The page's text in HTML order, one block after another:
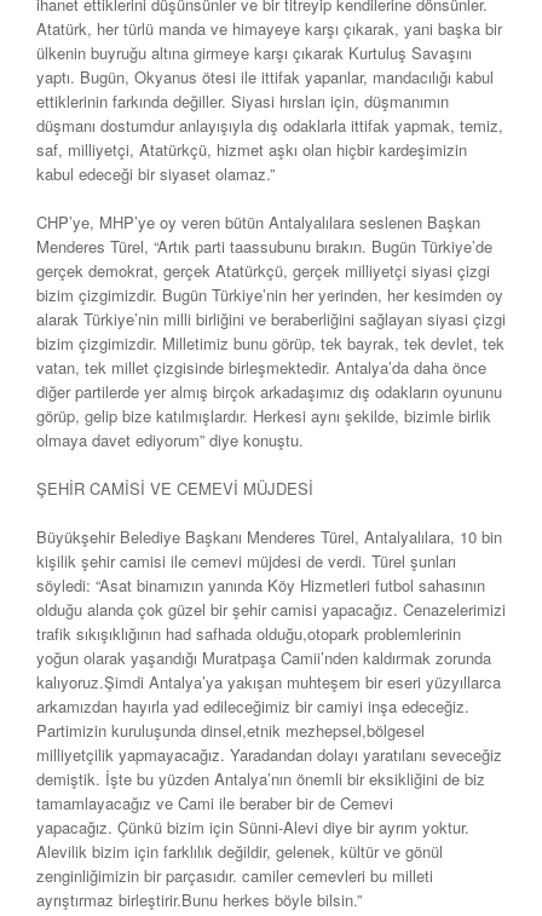
Atatürk, her türlü manda ve himayeye karşı çıkarak, yani başka bir
ülkenin buyruğu altına girmeye karşı çıkarak Kurtuluş Savaşını
yaptı. Bugün, Okyanus ötesi ile ittifak yapanlar, mandacılığı kabul
ettiklerinin farkında değiller. Siyasi hırsları için, düşmanımın
düşmanı dostumdur anlayışıyla dış odaklarla ittifak yapmak, temiz,
saf, milliyetçi, Atatürkçü, hizmet aşkı olan hiçbir kardeşimizin
kabul edeceği bir siyaset olamaz.”
CHP’ye, MHP’ye oy veren bütün Antalyalılara seslenen Başkan
Menderes Türel, “Artık parti taassubunu bırakın. Bugün Türkiye’de
gerçek demokrat, gerçek Atatürkçü, gerçek milliyetçi siyasi çizgi
bizim çizgimizdir. Bugün Türkiye’nin her yerinden, her kesimden oy
alarak Türkiye’nin milli birliğini ve beraberliğini sağlayan siyasi çizgi
bizim çizgimizdir. Milletimiz bunu görüp, tek bayrak, tek devlet, tek
vatan, tek millet çizgisinde birleşmektedir. Antalya’da daha önce
diğer partilerde yer almış birçok arkadaşımız dış odakların oyununu
görüp, gelip bize katılmışlardır. Herkesi aynı şekilde, bizimle birlik
olmaya davet ediyorum” diye konuştu.
ŞEHİR CAMİSİ VE CEMEVİ MÜJDESİ
Büyükşehir Belediye Başkanı Menderes Türel, Antalyalılara, 10 bin
kişilik şehir camisi ile cemevi müjdesi de verdi. Türel şunları
söyledi: “Asat binamızın yanında Köy Hizmetleri futbol sahasının
olduğu alanda çok güzel bir şehir camisi yapacağız. Cenazelerimizi
trafik sıkışıklığının had safhada olduğu,otopark problemlerinin
yoğun olarak yaşandığı Muratpaşa Camii’nden kaldırmak zorunda
kalıyoruz.Şimdi Antalya’ya yakışan muhteşem bir eseri yüzyıllarca
arkamızdan hayırla yad edileceğimiz bir camiyi inşa edeceğiz.
Partimizin kuruluşunda dinsel,etnik mezhepsel,bölgesel
milliyetçilik yapmayacağız. Yaradandan dolayı yaratılanı seveceğiz
demiştik. İşte bu yüzden Antalya’nın önemli bir eksikliğini de biz
tamamlayacağız ve Cami ile beraber bir de Cemevi
yapacağız. Çünkü bizim için Sünni-Alevi diye bir ayrım yoktur.
Alevilik bizim için farklılık değildir, gelenek, kültür ve gönül
zenginliğimizin bir parçasıdır. camiler cemevleri bu milleti
ayrıştırmaz birleştirir.Bunu herkes böyle bilsin.”